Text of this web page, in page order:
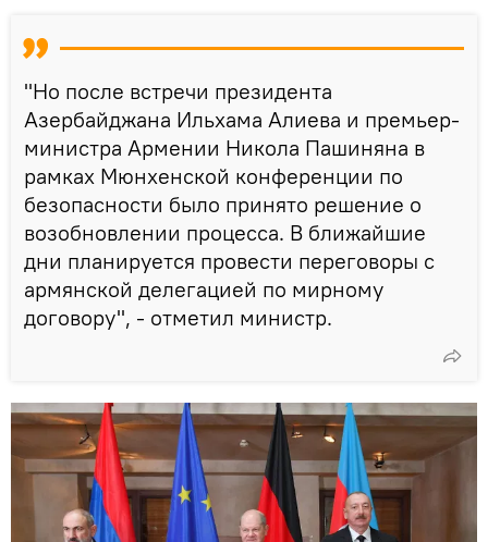
"Но после встречи президента
Азербайджана Ильхама Алиева и премьер-
министра Армении Никола Пашиняна в
рамках Мюнхенской конференции по
безопасности было принято решение о
возобновлении процесса. В ближайшие
дни планируется провести переговоры с
армянской делегацией по мирному
договору", - отметил министр.